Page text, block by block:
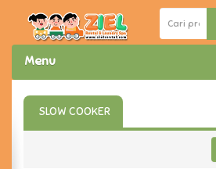
Menu
SLOW COOKER